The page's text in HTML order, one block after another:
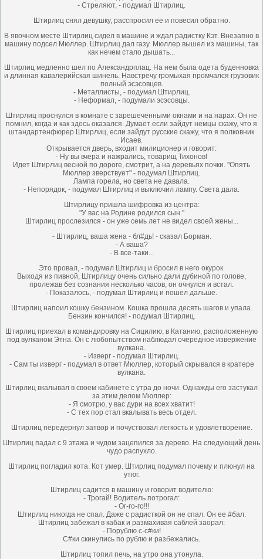
- Стреляют, - подумал Штирлиц.
Штирлиц снял девушку, расспросил ее и повесил обратно.
В явочном месте Штирлиц сидел в машине и ждал радистку Кэт. Внезапно в
машину подсел Мюллер. Штирлиц дал газу. Мюллер вышел из машины, так
как нечем стало дышать...
Штирлиц медленно шел по Александрплац. На нем была одета буденновка
и длинная кавалерийская шинель. Навстречу громыхая промчался грузовик
полный эсэсовцев.
- Металлисты, - подумал Штирлиц.
- Неформал, - подумали эсэсовцы.
Штирлиц проснулся в комнате с зарешеченными окнами и на нарах. Он не
помнил, когда и как здесь оказался. Думает если зайдут немцы скажу, что я
штандартенфюрер Штирлиц, если зайдут русские скажу, что я полковник
Исаев.
Открывается дверь, входит милиционер и говорит:
- Ну вы вчера и нажрались, товарищ Тихонов!
Идет Штирлиц весной по дороге, смотрит, а на деревьях почки. "Oпять
Mюллер зверствует" - подумал Штирлиц.
Лампа горела, но света не давала.
- Непорядок, - подумал Штирлиц и выключил лампу. Света дала.
Штирлицу пришла шифровка из центра:
"У вас на Родине родился сын."
Штирлиц прослезился - он уже семь лет не видел своей жены...
- Штирлиц, ваша жена - бл#дь! - сказал Борман.
- А ваша?
- B все-таки...
Это провал, - подумал Штирлиц и бросил в него окурок.
Выходя из пивной, Штирлицу очень сильно дали дубиной по голове,
пролежав без сознания несколько часов, он очнулся и встал.
- Показалось, - подумал Штирлиц и пошел дальше.
Штирлиц напоил кошку бензином. Кошка прошла десять шагов и упала.
Бензин кончился! - подумал Штирлиц.
Штирлиц приехал в командировку на Сицилию, в Катанию, расположенную
под вулканом Этна. Он с любопытством наблюдал очередное извержение
вулкана.
- Изверг - подумал Штирлиц.
- Сам ты изверг - подумал в ответ Мюллер, который скрывался в кратере
вулкана.
Штирлиц вкалывал в своем кабинете с утра до ночи. Однажды его застукал
за этим делом Мюллер:
- Я смотрю, у вас дури на всех хватит!
- С тех пор стал вкалывать весь отдел.
Штирлиц передернул затвор и почуствовал легкость и удовлетворение.
Штирлиц падал с 9 этажа и чудом зацепился за дерево. На следующий день
чудо распухло.
Штирлиц погладил кота. Кот умер. Штирлиц подумал почему и плюнул на
утюг.
Штирлиц садится в машину и говорит водителю:
- Трогай! Водитель потрогал:
- Ог-го-го!!!
Штирлиц никогда не спал. Даже с радисткой он не спал. Он ее #бал.
Штирлиц забежал в кабак и размахивая саблей заорал:
- Порублю с-с#ки!
С#ки скинулись по рублю и разбежались.
Штирлиц топил печь, на утро она утонула.